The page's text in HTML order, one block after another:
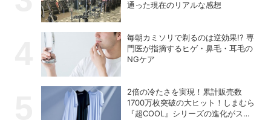
通った現在のリアルな感想
毎朝カミソリで剃るのは逆効果!? 専
門医が指摘するヒゲ・鼻毛・耳毛の
NGケア
2倍の冷たさを実現！累計販売数
1700万枚突破の大ヒット！しまむら
『超COOL』シリーズの進化がスゴ